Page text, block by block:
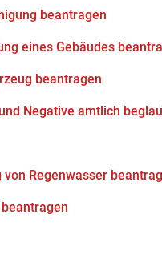
beantragen
eines Gebäudes
beantragen
Negative amtlich
Regenwasser